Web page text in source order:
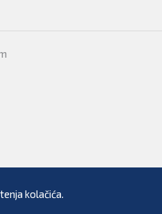
kolačića.